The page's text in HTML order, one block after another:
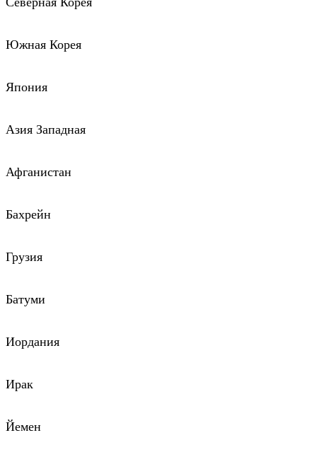
Южная Корея
Япония
Азия Западная
Афганистан
Бахрейн
Грузия
Батуми
Иордания
Ирак
Йемен